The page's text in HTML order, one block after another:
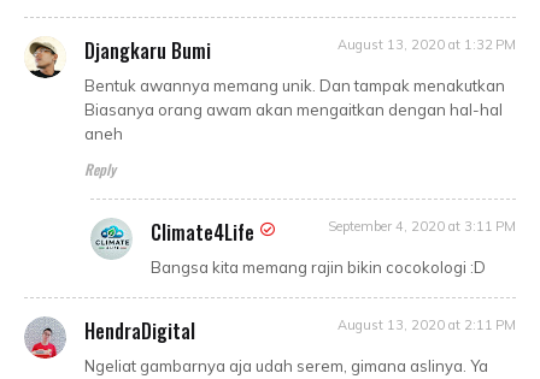
Djangkaru Bumi August 13, 2020 at 1:32 PM
Bentuk awannya memang unik. Dan tampak menakutkan
Biasanya orang awam akan mengaitkan dengan hal-hal
aneh
Reply
Climate4Life September 4, 2020 at 3:11 PM
Bangsa kita memang rajin bikin cocokologi :D
HendraDigital August 13, 2020 at 2:11 PM
Ngeliat gambarnya aja udah serem, gimana aslinya. Ya